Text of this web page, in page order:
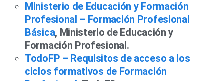
Ministerio de Educación y Formación
Profesional – Formación Profesional
Básica, Ministerio de Educación y
Formación Profesional.
TodoFP – Requisitos de acceso a los
ciclos formativos de Formación